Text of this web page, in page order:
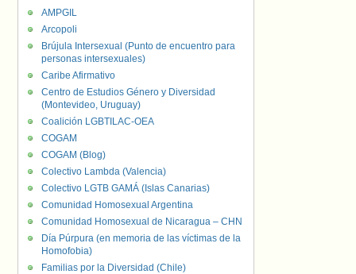
AMPGIL
Arcopoli
Brújula Intersexual (Punto de encuentro para
personas intersexuales)
Caribe Afirmativo
Centro de Estudios Género y Diversidad
(Montevideo, Uruguay)
Coalición LGBTILAC-OEA
COGAM
COGAM (Blog)
Colectivo Lambda (Valencia)
Colectivo LGTB GAMÁ (Islas Canarias)
Comunidad Homosexual Argentina
Comunidad Homosexual de Nicaragua – CHN
Día Púrpura (en memoria de las víctimas de la
Homofobia)
Familias por la Diversidad (Chile)